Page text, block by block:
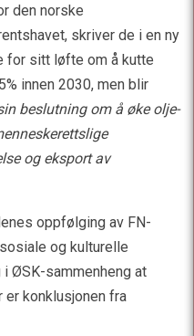
den norske
skriver de i en ny
for sitt løfte om å kutte
innen 2030, men blir
beslutning om å øke olje-
og eksport av
oppfølging av FN-
og kulturelle
ØSK-sammenheng at
konklusjonen fra